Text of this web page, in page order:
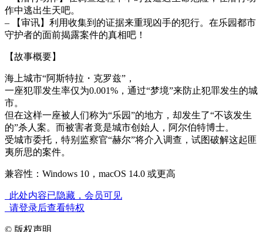
作中逃出生天吧。
– 【审讯】利用收集到的证据来重现凶手的犯行。在乐园都市
守护者的面前揭露案件的真相吧！
【故事概要】
海上城市“阿斯特拉・克罗兹”，
一座犯罪发生率仅为0.001%，通过“梦境”来防止犯罪发生的城
市。
但在这样一座被人们称为“乐园”的地方，却发生了“不该发生
的”杀人案。而被害者竟是城市创始人，阿尔伯特博士。
受城市委托，特别监察官“赫尔”将介入调查，试图破解这起匪
夷所思的案件。
兼容性：Windows 10，macOS 14.0 或更高
此处内容已隐藏，会员可见
请登录后查看特权
© 版权声明